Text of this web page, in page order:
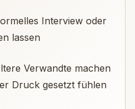
Interview oder
lassen
Verwandte machen
Druck gesetzt fühlen